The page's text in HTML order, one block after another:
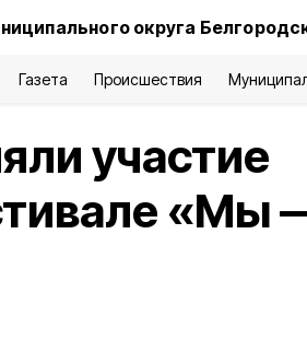
округа
Газета Происшествия
участие
«Мы